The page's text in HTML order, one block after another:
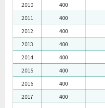
2010
400
2011
400
2012
400
2013
400
2014
400
2015
400
2016
400
2017
400